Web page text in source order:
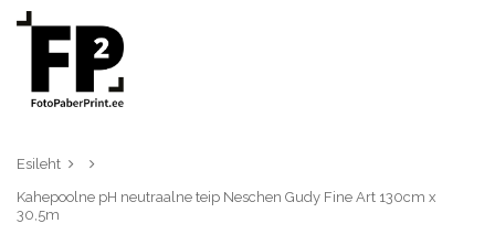
Esileht
Kahepoolne pH neutraalne teip Neschen Gudy Fine Art 130cm x
30,5m